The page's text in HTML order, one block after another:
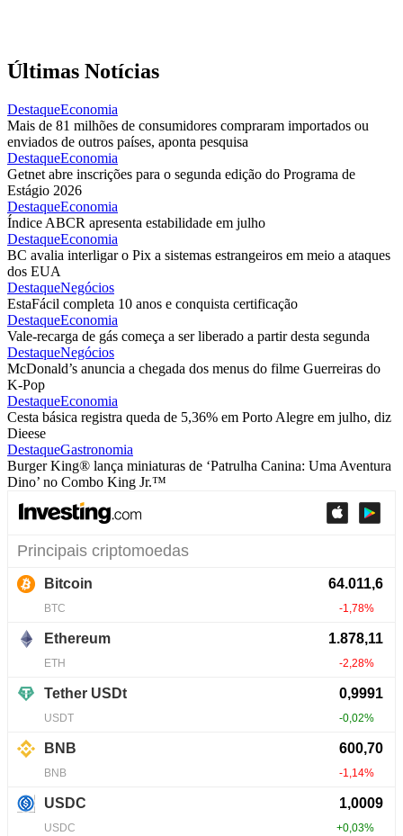
Últimas Notícias
DestaqueEconomia
Mais de 81 milhões de consumidores compraram importados ou
enviados de outros países, aponta pesquisa
DestaqueEconomia
Getnet abre inscrições para o segunda edição do Programa de
Estágio 2026
DestaqueEconomia
Índice ABCR apresenta estabilidade em julho
DestaqueEconomia
BC avalia interligar o Pix a sistemas estrangeiros em meio a ataques
dos EUA
DestaqueNegócios
EstaFácil completa 10 anos e conquista certificação
DestaqueEconomia
Vale-recarga de gás começa a ser liberado a partir desta segunda
DestaqueNegócios
McDonald’s anuncia a chegada dos menus do filme Guerreiras do
K-Pop
DestaqueEconomia
Cesta básica registra queda de 5,36% em Porto Alegre em julho, diz
Dieese
DestaqueGastronomia
Burger King® lança miniaturas de ‘Patrulha Canina: Uma Aventura
Dino’ no Combo King Jr.™